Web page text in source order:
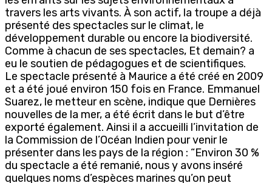
travers les arts vivants. À son actif, la troupe a déjà
présenté des spectacles sur le climat, le
développement durable ou encore la biodiversité.
Comme à chacun de ses spectacles, Et demain? a
eu le soutien de pédagogues et de scientifiques.
Le spectacle présenté à Maurice a été créé en 2009
et a été joué environ 150 fois en France. Emmanuel
Suarez, le metteur en scène, indique que Dernières
nouvelles de la mer, a été écrit dans le but d’être
exporté également. Ainsi il a accueilli l’invitation de
la Commission de l’Océan Indien pour venir le
présenter dans les pays de la région : “Environ 30 %
du spectacle a été remanié, nous y avons inséré
quelques noms d’espèces marines qu’on peut